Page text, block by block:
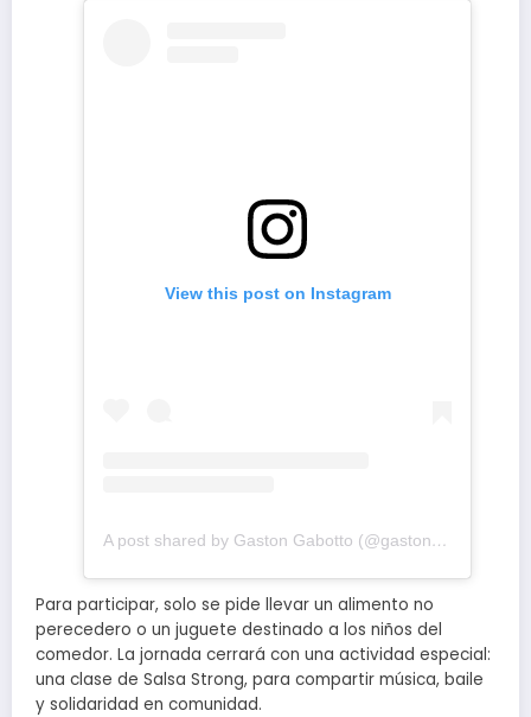
View this post on Instagram
A post shared by Gaston Gabotto (@gaston_gabotto)
Para participar, solo se pide llevar un alimento no
perecedero o un juguete destinado a los niños del
comedor. La jornada cerrará con una actividad especial:
una clase de Salsa Strong, para compartir música, baile
y solidaridad en comunidad.